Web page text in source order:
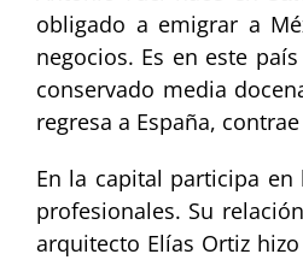
obligado a emigrar a
negocios. Es en este
conservado media
regresa a España,
En la capital participa en
profesionales. Su
arquitecto Elías Ortiz